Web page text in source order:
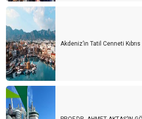
Akdeniz’in Tatil Cenneti Kıbrıs